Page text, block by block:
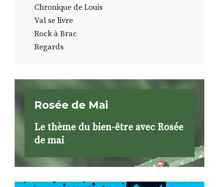
Chronique de Louis
Val se livre
Rock à Brac
Regards
Rosée de Mai
Le thème du bien-être avec Rosée
de mai